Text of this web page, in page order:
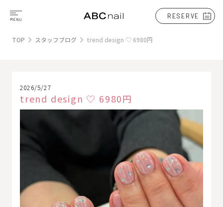
RESERVE
TOP スタッフブログ trend design ♡ 6980円
2026/5/27
trend design ♡ 6980円